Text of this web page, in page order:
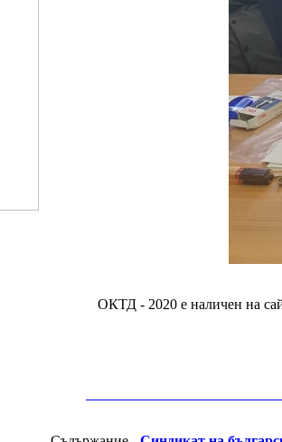
ОКТД - 2020 е наличен